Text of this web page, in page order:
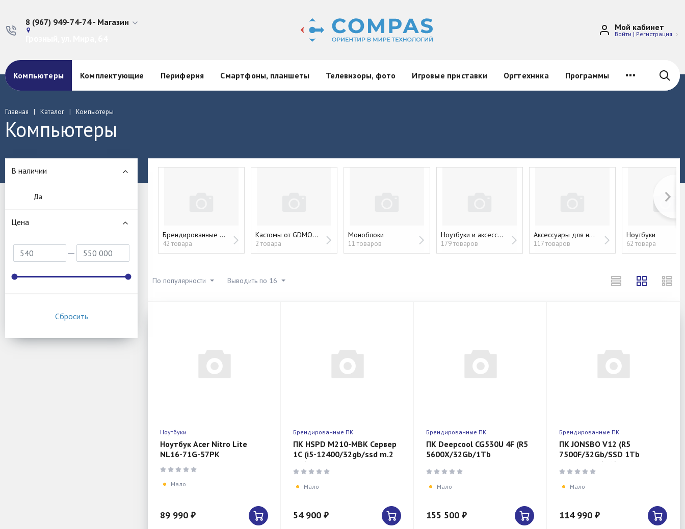
8 (967) 949-74-74 - Магазин Мой кабинет
Войти | Регистрация
Компьютеры Комплектующие Периферия Смартфоны, планшеты Телевизоры, фото Игровые приставки Оргтехника Программы
Главная Каталог Компьютеры
Компьютеры
Брендированные ПК
42 товара
Кастомы от GDMODS
2 товара
Моноблоки
11 товаров
Ноутбуки и аксессуары
179 товаров
Аксессуары для ноутбуков
117 товаров
Ноутбуки
62 товара
По популярности Выводить по 16
Ноутбуки
Ноутбук Acer Nitro Lite
NL16-71G-57PK
Мало
89 990 ₽
Брендированные ПК
ПК HSPD M210-MBK Сервер
1С (i5-12400/32gb/ssd m.2
256Gb/HDD 1TB/HDD
1TB/450W)
Мало
54 900 ₽
Брендированные ПК
ПК Deepcool CG530U 4F (R5
5600X/32Gb/1Tb
Мало
155 500 ₽
Брендированные ПК
ПК JONSBO V12 (R5
7500F/32Gb/SSD 1Tb
M.2/RTX5060/650W)
Мало
114 990 ₽
В наличии
Да
Цена